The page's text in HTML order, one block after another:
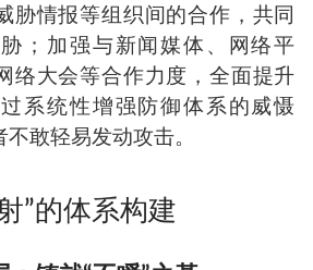
胁情报等组织间的合作，共同
；加强与新闻媒体、网络平
络大会等合作力度，全面提升
系统性增强防御体系的威慑
敢轻易发动攻击。
”的体系构建